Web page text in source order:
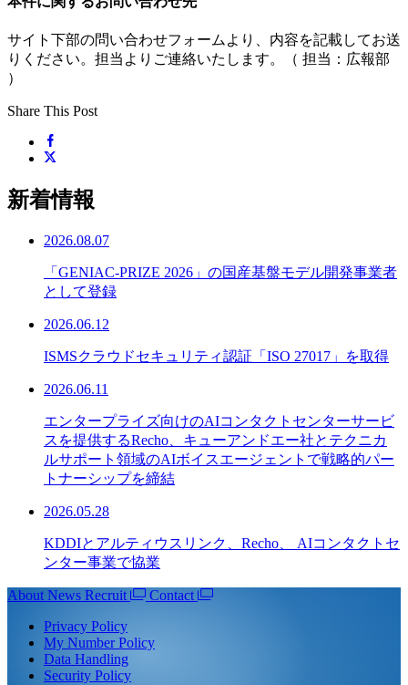
サイト下部の問い合わせフォームより、内容を記載してお送
りください。担当よりご連絡いたします。（ 担当：広報部
）
Share This Post
新着情報
2026.08.07
「GENIAC-PRIZE 2026」の国産基盤モデル開発事業者
として登録
2026.06.12
ISMSクラウドセキュリティ認証「ISO 27017」を取得
2026.06.11
エンタープライズ向けのAIコンタクトセンターサービ
スを提供するRecho、キューアンドエー社とテクニカ
ルサポート領域のAIボイスエージェントで戦略的パー
トナーシップを締結
2026.05.28
KDDIとアルティウスリンク、Recho、 AIコンタクトセ
ンター事業で協業
About News Recruit
Contact
Privacy Policy
My Number Policy
Data Handling
Security Policy